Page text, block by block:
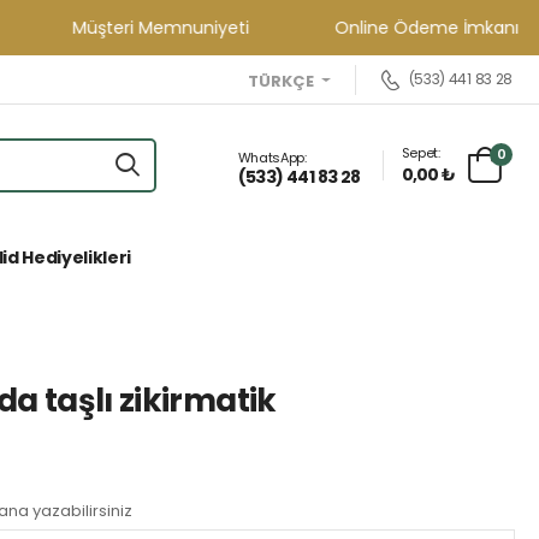
Müşteri Memnuniyeti Online Ödeme İmkanı
TÜRKÇE (533) 441 83 28
WhatsApp:
(533) 441 83 28
Sepet:
0,00 ₺
0
Hediyelikleri
taşlı zikirmatik
yazabilirsiniz